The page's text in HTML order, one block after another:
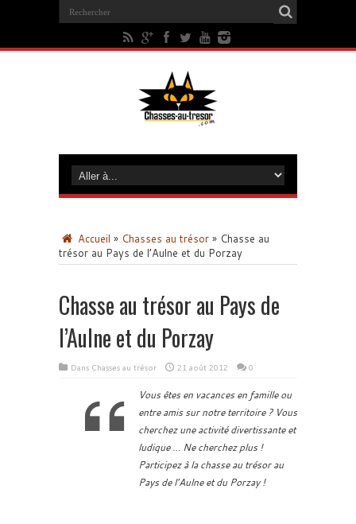
Accueil » Chasses au trésor » Chasse au
trésor au Pays de l’Aulne et du Porzay
Chasse au trésor au Pays de
l’Aulne et du Porzay
Dans Chasses au trésor 21 août 2012 0
Vous êtes en vacances en famille ou
entre amis sur notre territoire ? Vous
cherchez une activité divertissante et
ludique … Ne cherchez plus !
Participez à la chasse au trésor au
Pays de l’Aulne et du Porzay !